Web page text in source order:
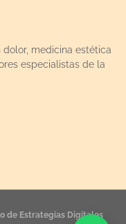
medicina estética
especialistas de la
de Estrategias Digitales